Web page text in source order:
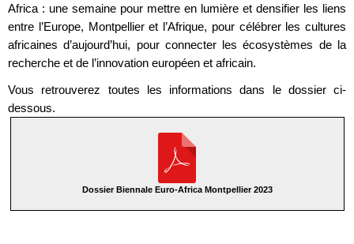
Africa : une semaine pour mettre en lumière et densifier les liens
entre l’Europe, Montpellier et l’Afrique, pour célébrer les cultures
africaines d’aujourd’hui, pour connecter les écosystèmes de la
recherche et de l’innovation européen et africain.
Vous retrouverez toutes les informations dans le dossier ci-
dessous.
Dossier Biennale Euro-Africa Montpellier 2023